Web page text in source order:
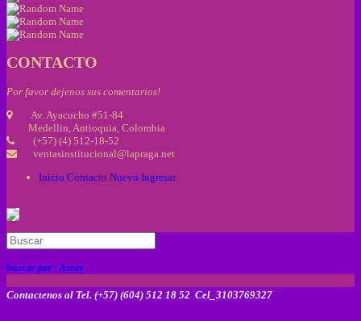
CONTACTO
Por favor dejenos sus comentarios!
Av. Ayacucho #51-84
Medellin, Antioquia, Colombia
(+57) (4) 512-18-52
ventasinstitucional@lapraga.net
Inicio Contacto Nuevo Ingresar
buscar por : Array
Contactenos al Tel. (+57) (604) 512 18 52 Cel_3103769327